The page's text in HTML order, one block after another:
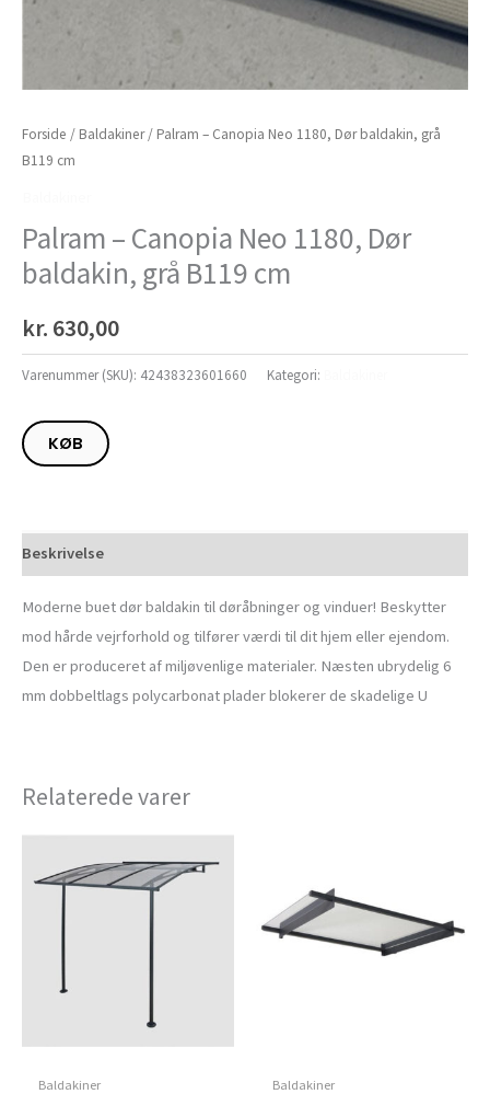
Forside / Baldakiner/ Palram – Canopia Neo 1180, Dør baldakin, grå
B119 cm
Palram – Canopia Neo 1180, Dør
baldakin, grå B119 cm
kr. 630,00
Varenummer (SKU): 42438323601660 Kategori:
KØB
Beskrivelse
Moderne buet dør baldakin til døråbninger og vinduer! Beskytter
mod hårde vejrforhold og tilfører værdi til dit hjem eller ejendom.
Den er produceret af miljøvenlige materialer. Næsten ubrydelig 6
mm dobbeltlags polycarbonat plader blokerer de skadelige U
Relaterede varer
Baldakiner Baldakiner